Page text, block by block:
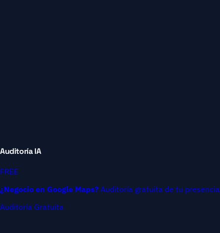
Auditoría IA
FREE
¿Negocio en Google Maps? Auditoría gratuita de tu
Auditoría Gratuita